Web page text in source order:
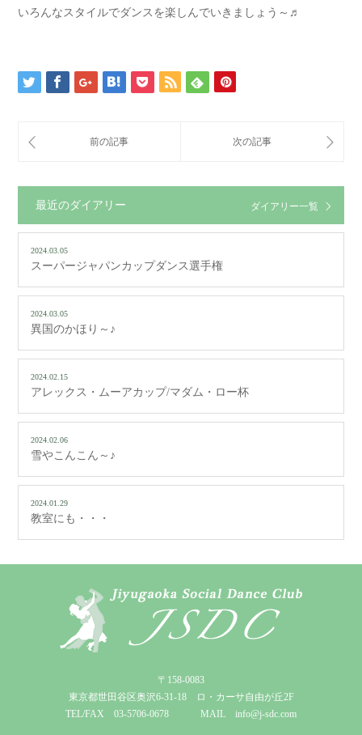
いろんなスタイルでダンスを楽しんでいきましょう～♬
最近のダイアリー ダイアリー一覧
2024.03.05
スーパージャパンカップダンス選手権
2024.03.05
異国のかほり～♪
2024.02.15
アレックス・ムーアカップ/マダム・ロー杯
2024.02.06
雪やこんこん～♪
2024.01.29
教室にも・・・
〒158-0083
東京都世田谷区奥沢6-31-18 ロ・カーサ自由が丘2F
TEL/FAX 03-5706-0678 MAIL info@j-sdc.com